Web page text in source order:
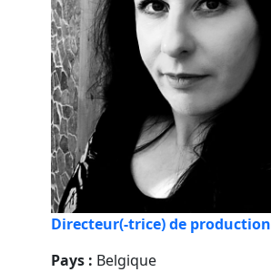
Directeur(-trice) de production
Pays : Belgique